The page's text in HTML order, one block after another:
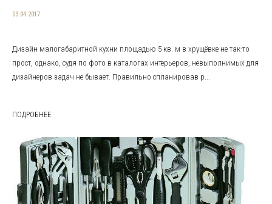
03.04.2017
Дизайн малогабаритной кухни площадью 5 кв. м в хрущёвке не так-то
прост, однако, судя по фото в каталогах интерьеров, невыполнимых для
дизайнеров задач не бывает. Правильно спланировав р...
ПОДРОБНЕЕ